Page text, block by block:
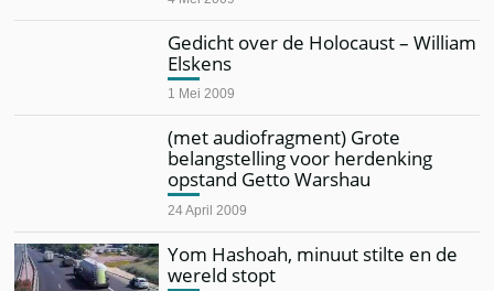
Gedicht over de Holocaust – William
Elskens
1 Mei 2009
(met audiofragment) Grote
belangstelling voor herdenking
opstand Getto Warshau
24 April 2009
Yom Hashoah, minuut stilte en de
wereld stopt